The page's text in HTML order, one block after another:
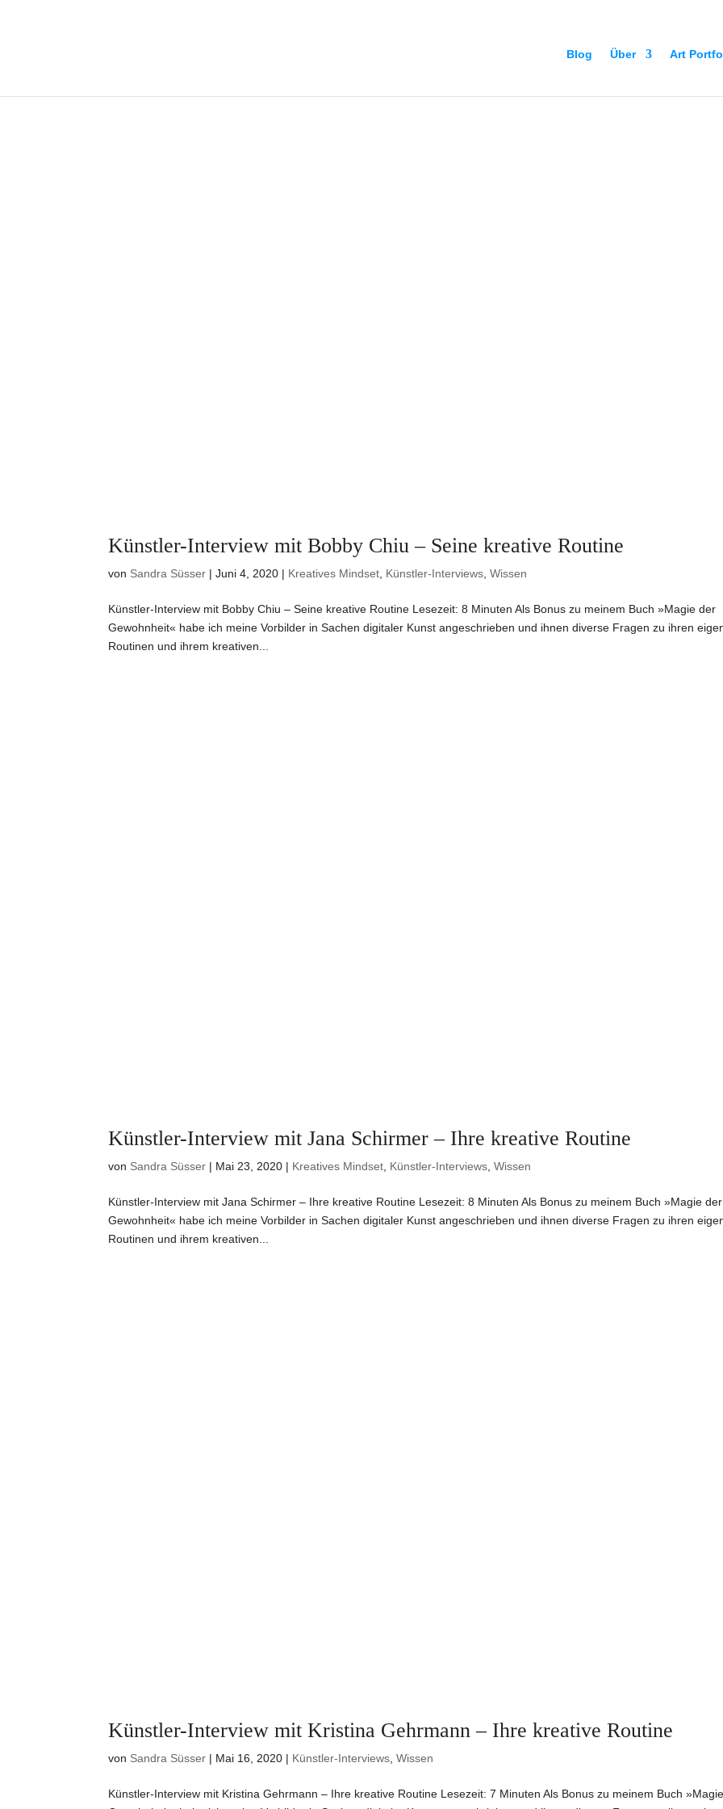
Blog Über Art
Künstler-Interview mit Bobby Chiu – Seine kreative Routine
von Sandra Süsser |Juni 4, 2020 | Kreatives Mindset Künstler-Interviews ,Wissen
Künstler-Interview mit Bobby Chiu – Seine kreative Routine Lesezeit: 8 Minuten Als Bonus zu meinem Buch »Magie der
Gewohnheit« habe ich meine Vorbilder in Sachen digitaler Kunst angeschrieben und ihnen diverse Fragen zu ihren
Routinen und ihrem kreativen...
Künstler-Interview mit Jana Schirmer – Ihre kreative Routine
von Sandra Süsser | Mai 23, 2020 | Kreatives Mindset Künstler-Interviews ,Wissen
Künstler-Interview mit Jana Schirmer – Ihre kreative Routine Lesezeit: 8 Minuten Als Bonus zu meinem Buch »Magie der
Gewohnheit« habe ich meine Vorbilder in Sachen digitaler Kunst angeschrieben und ihnen diverse Fragen zu ihren
Routinen und ihrem kreativen...
Künstler-Interview mit Kristina Gehrmann – Ihre kreative Routine
von Sandra Süsser | Mai 16, 2020 | Künstler-Interviews,Wissen
Künstler-Interview mit Kristina Gehrmann – Ihre kreative Routine Lesezeit: 7 Minuten Als Bonus zu meinem Buch